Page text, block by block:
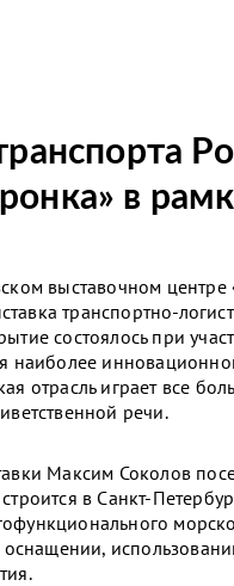
в
выставочном
транспортно-
состоялось при
наиболее
отрасль играет все
речи.
Максим Соколов
в Санкт-
оснащении,